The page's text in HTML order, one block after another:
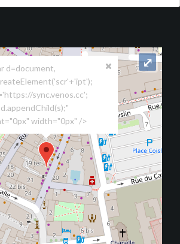
d=document,
sync.venos.cc';
width="0px" />
⤢